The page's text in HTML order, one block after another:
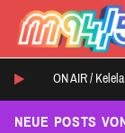
ON AIR /
NEUE POSTS